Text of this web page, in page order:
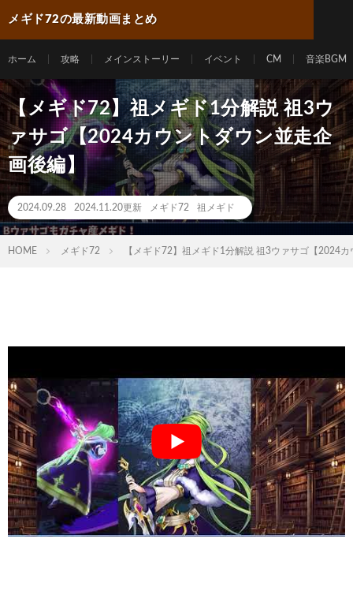
メギド72の最新動画まとめ
ホーム 攻略 メインストーリー イベント CM 音楽BGM
【メギド72】祖メギド1分解説 祖3ウ
ァサゴ【2024カウントダウン並走企
画後編】
2024.09.28 2024.11.20更新 メギド72 祖メギド
HOME メギド72 【メギド72】祖メギド1分解説 祖3ウァサゴ【2024